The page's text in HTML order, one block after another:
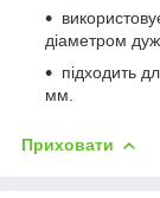
діаметром
підходить
мм.
Приховати